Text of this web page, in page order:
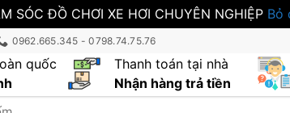
SÓC ĐỒ CHƠI XE HƠI CHUYÊN NGHIỆP Bỏ
0962.665.345 - 0798.74.75.76
quốc
Thanh toán tại nhà
Nhận hàng trả tiền